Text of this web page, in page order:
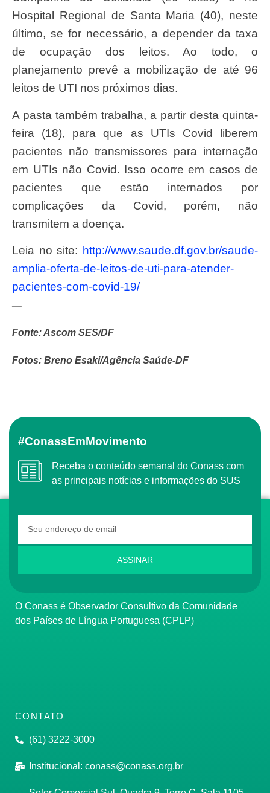
Hospital Regional de Santa Maria (40), neste
último, se for necessário, a depender da taxa
de ocupação dos leitos. Ao todo, o
planejamento prevê a mobilização de até 96
leitos de UTI nos próximos dias.
A pasta também trabalha, a partir desta quinta-
feira (18), para que as UTIs Covid liberem
pacientes não transmissores para internação
em UTIs não Covid. Isso ocorre em casos de
pacientes que estão internados por
complicações da Covid, porém, não
transmitem a doença.
Leia no site: http://www.saude.df.gov.br/saude-
amplia-oferta-de-leitos-de-uti-para-atender-
pacientes-com-covid-19/
—
Fonte: Ascom SES/DF
Fotos: Breno Esaki/Agência Saúde-DF
#ConassEmMovimento
Receba o conteúdo semanal do Conass com
as principais notícias e informações do SUS
ASSINAR
O Conass é Observador Consultivo da Comunidade
dos Países de Língua Portuguesa (CPLP)
CONTATO
(61) 3222-3000
Institucional: conass@conass.org.br